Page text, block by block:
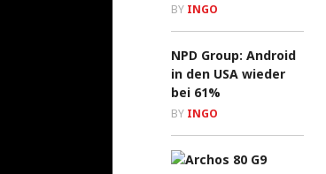
BY INGO
NPD Group: Android
in den USA wieder
bei 61%
BY INGO